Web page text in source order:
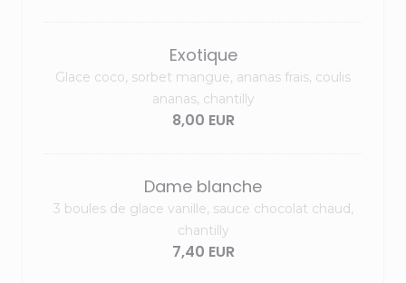
Exotique
Glace coco, sorbet mangue, ananas frais, coulis
ananas, chantilly
8,00 EUR
Dame blanche
3 boules de glace vanille, sauce chocolat chaud,
chantilly
7,40 EUR